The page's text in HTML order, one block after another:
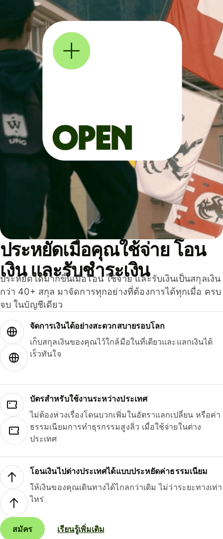
ประหยัดเมื่อคุณใช้จ่าย โอน
เงิน และรับชำระเงิน
ประหยัดได้มากขึ้นเมื่อโอน ใช้จ่าย และรับเงินเป็นสกุลเงิน
กว่า 40+ สกุล มาจัดการทุกอย่างที่ต้องการได้ทุกเมื่อ ครบ
จบ ในบัญชีเดียว
จัดการเงินได้อย่างสะดวกสบายรอบโลก
เก็บสกุลเงินของคุณไว้ใกล้มือในที่เดียวและแลกเงินได้
เร็วทันใจ
บัตรสำหรับใช้งานระหว่างประเทศ
ไม่ต้องห่วงเรื่องโดนบวกเพิ่มในอัตราแลกเปลี่ยน หรือค่า
ธรรมเนียมการทำธุรกรรมสูงลิ่ว เมื่อใช้จ่ายในต่าง
ประเทศ
โอนเงินไปต่างประเทศได้แบบประหยัดค่าธรรมเนียม
ให้เงินของคุณเดินทางได้ไกลกว่าเดิม ไม่ว่าระยะทางเท่า
ไหร่
สมัคร เรียนรู้เพิ่มเติม